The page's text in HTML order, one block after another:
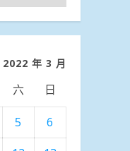
2022 年 3 月
六 日
5
6